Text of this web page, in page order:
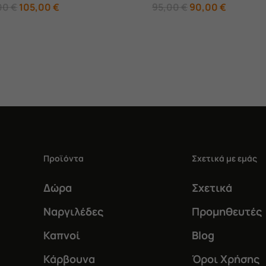
€ Original
price
105,00€
95,00€ Original
price
90,00€Η
Προϊόντα
Δώρα
Ναργιλέδες
Καπνοί
Κάρβουνα
Σχετικά με εμάς
Σχετικά
Προμηθευτές
Blog
Όροι Χρήσης